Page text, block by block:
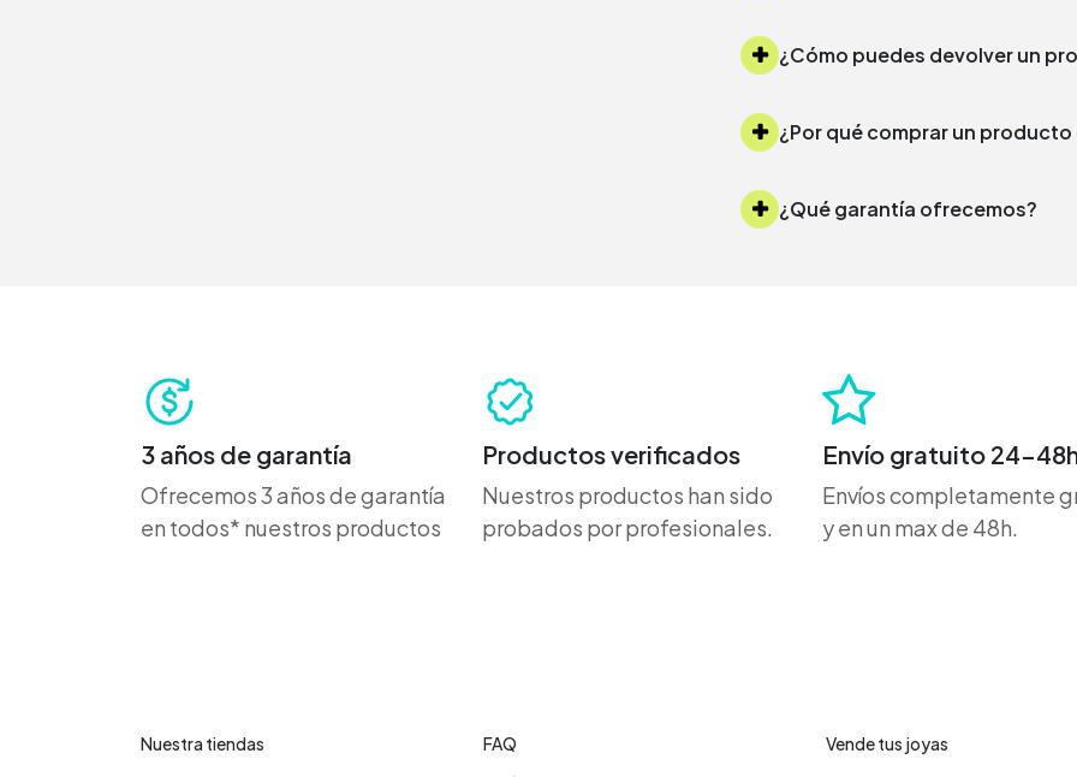
¿Cómo puedes devolver un
¿Por qué comprar un
¿Qué garantía ofrecemos?
3 años de garantía
Ofrecemos 3 años de garantía
en todos* nuestros productos
Productos verificados
Nuestros productos han sido
probados por profesionales.
Envío gratuito 24-
Envíos completamente
y en un max de 48h.
Nuestra tiendas
FAQ
Vende tus joyas